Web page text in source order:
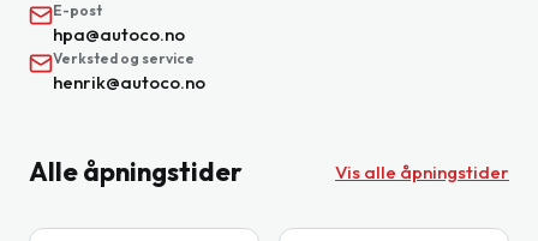
E-post
hpa@autoco.no
Verksted og service
henrik@autoco.no
Alle åpningstider Vis alle åpningstider